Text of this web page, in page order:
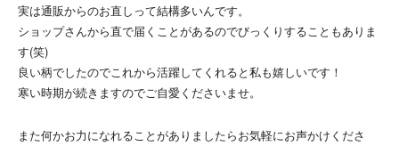
実は通販からのお直しって結構多いんです。
ショップさんから直で届くことがあるのでびっくりすることもありま
す(笑)
良い柄でしたのでこれから活躍してくれると私も嬉しいです！
寒い時期が続きますのでご自愛くださいませ。
また何かお力になれることがありましたらお気軽にお声かけくださ